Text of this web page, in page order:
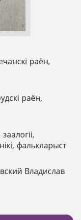
раён,
раён,
фалькларыст
Владислав